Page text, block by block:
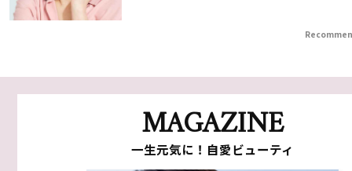
MAGAZINE
一生元気に！自愛ビューティ